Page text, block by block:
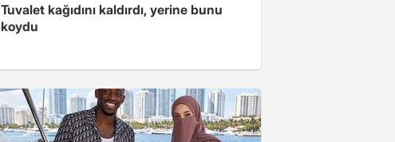
Tuvalet kağıdını kaldırdı, yerine bunu
koydu